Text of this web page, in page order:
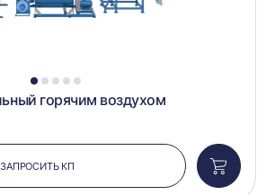
1 2 3 4 5
горячим воздухом
ЗАПРОСИТЬ КП
в